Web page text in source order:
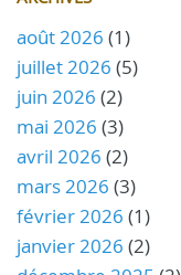
août 2026 (1)
juillet 2026 (5)
juin 2026 (2)
mai 2026 (3)
avril 2026 (2)
mars 2026 (3)
février 2026 (1)
janvier 2026 (2)